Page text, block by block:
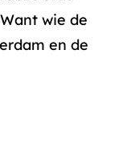
wie de
en de